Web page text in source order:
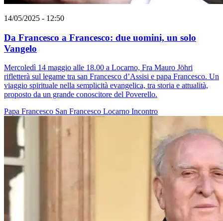
14/05/2025 - 12:50
Da Francesco a Francesco: due uomini, un solo
Vangelo
Mercoledì 14 maggio alle 18.00 a Locarno, Fra Mauro Jöhri
rifletterà sul legame tra san Francesco d’Assisi e papa Francesco. Un
viaggio spirituale nella semplicità evangelica, tra storia e attualità,
proposto da un grande conoscitore del Poverello.
Papa Francesco San Francesco Locarno Incontro